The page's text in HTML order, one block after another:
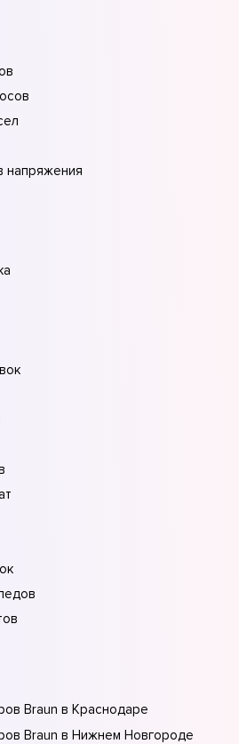
напряжения
Braun в Краснодаре
Braun в Нижнем Новгороде